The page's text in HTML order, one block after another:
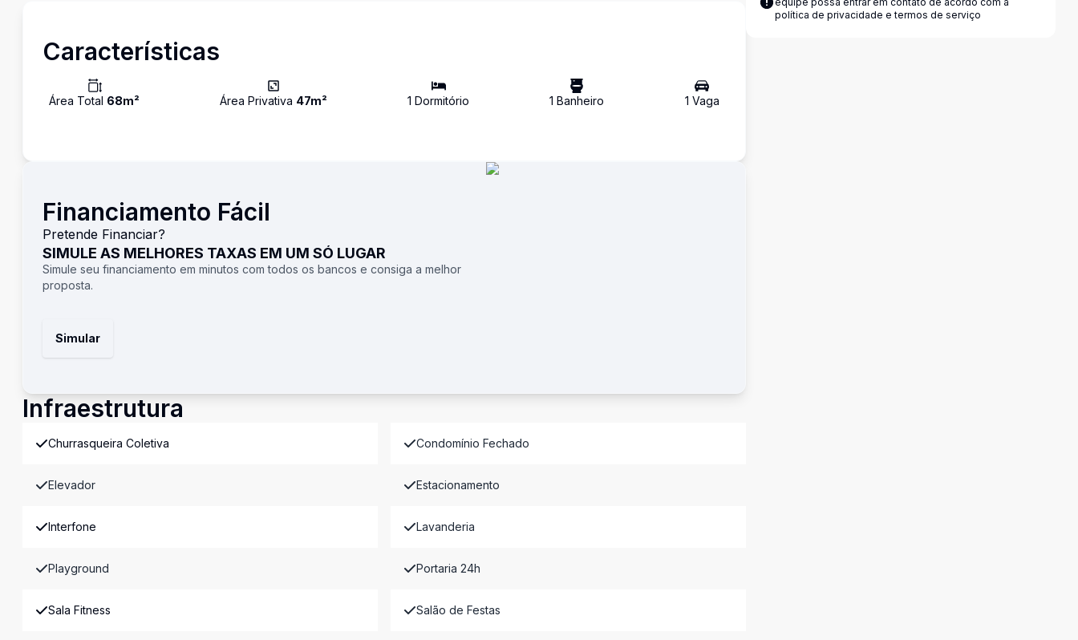
Características
Área Total 68m² Área Privativa 47m² 1 Dormitório 1 Banheiro 1 Vaga
Financiamento Fácil
Pretende Financiar?
SIMULE AS MELHORES TAXAS EM UM SÓ LUGAR
Simule seu financiamento em minutos com todos os bancos e consiga a melhor
proposta.
Simular
Infraestrutura
Churrasqueira Coletiva Condomínio Fechado
Elevador Estacionamento
Interfone Lavanderia
Playground Portaria 24h
Sala Fitness Salão de Festas
política de privacidade e termos de serviço